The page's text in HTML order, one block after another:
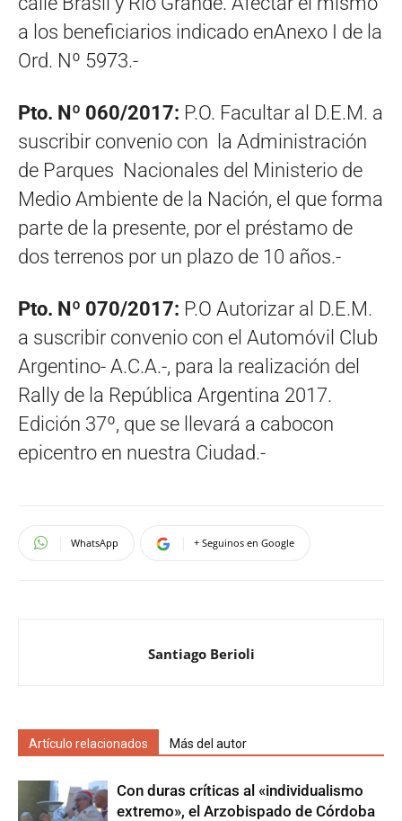
a los beneficiarios indicado enAnexo I de la
Ord. Nº 5973.-
Pto. Nº 060/2017: P.O. Facultar al D.E.M. a
suscribir convenio con la Administración
de Parques Nacionales del Ministerio de
Medio Ambiente de la Nación, el que forma
parte de la presente, por el préstamo de
dos terrenos por un plazo de 10 años.-
Pto. Nº 070/2017: P.O Autorizar al D.E.M.
a suscribir convenio con el Automóvil Club
Argentino- A.C.A.-, para la realización del
Rally de la República Argentina 2017.
Edición 37º, que se llevará a cabocon
epicentro en nuestra Ciudad.-
WhatsApp + Seguinos en Google
Santiago Berioli
Artículo relacionados Más del autor
Con duras críticas al «individualismo
extremo», el Arzobispado de Córdoba